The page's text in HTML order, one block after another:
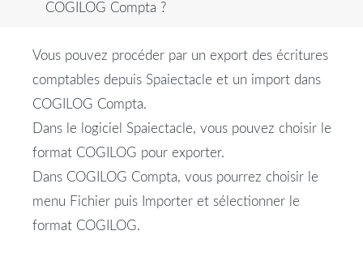
COGILOG Compta ?
Vous pouvez procéder par un export des écritures
comptables depuis Spaiectacle et un import dans
COGILOG Compta.
Dans le logiciel Spaiectacle, vous pouvez choisir le
format COGILOG pour exporter.
Dans COGILOG Compta, vous pourrez choisir le
menu Fichier puis Importer et sélectionner le
format COGILOG.